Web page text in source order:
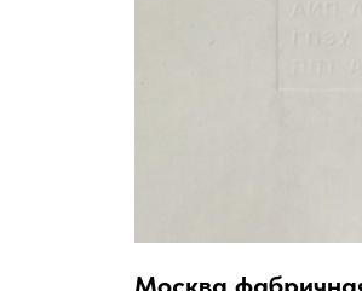
Москва